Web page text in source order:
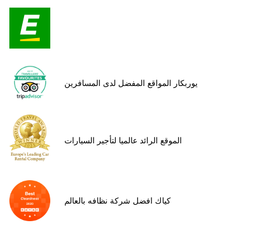
يوربكار المواقع المفضل لدى المسافرين
الموقع الرائد عالميا لتأجير السيارات
كياك افضل شركة نظافه بالعالم